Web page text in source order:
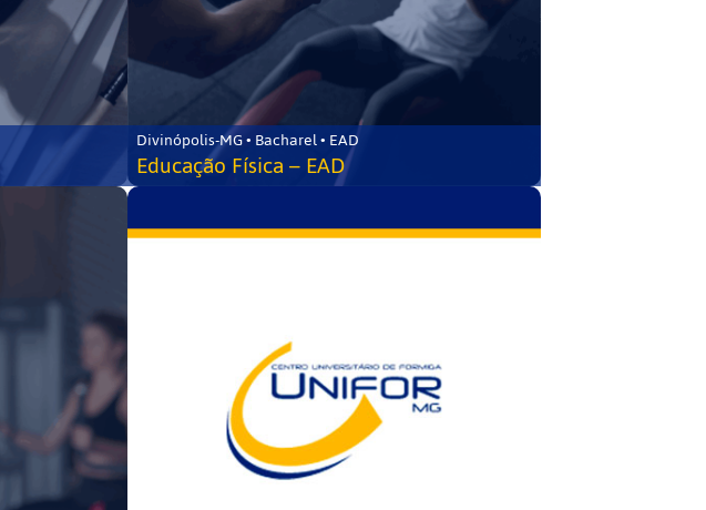
Divinópolis-MG • Bacharel • EAD
Educação Física – EAD